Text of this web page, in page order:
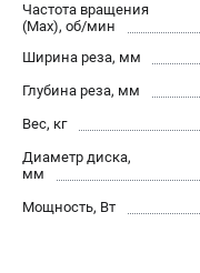
Политика обработки
Новости
Программа бонусов
Частота вращения
(Max), об/мин
Ширина реза, мм
Глубина реза, мм
Вес, кг
Диаметр диска,
мм
Мощность, Вт